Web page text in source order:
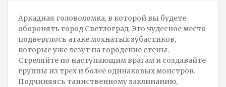
Аркадная головоломка, в которой вы будете
оборонять город Светлоград. Это чудесное место
подверглось атаке мохнатых зубастиков,
которые уже лезут на городские стены.
Стреляйте по наступающим врагам и создавайте
группы из трех и более одинаковых монстров.
Подчиняясь таинственному заклинанию,